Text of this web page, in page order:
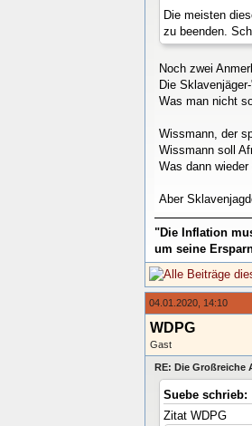
Die meisten
zu beenden.
Noch zwei
Die
Was man nicht
Wissmann, der
Wissmann soll
Was dann
Aber
"Die Inflation
um seine
04.01.2020, 14:10
WDPG
Gast
RE: Die Großreiche
Suebe schrieb:
Zitat WDPG